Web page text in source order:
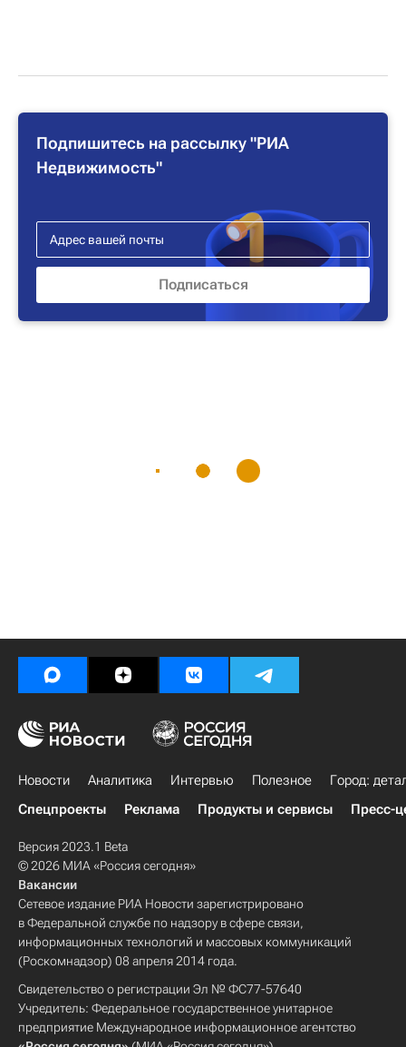
Подпишитесь на рассылку "РИА
Недвижимость"
Новости Аналитика Интервью Полезное
Город:
Спецпроекты
Реклама Продукты и сервисы Пресс-
Версия 2023.1 Beta
© 2026 МИА «Россия сегодня»
Вакансии
Сетевое издание РИА Новости зарегистрировано
в Федеральной службе по надзору в сфере связи,
информационных технологий и массовых коммуникаций
(Роскомнадзор) 08 апреля 2014 года.
Свидетельство о регистрации Эл № ФС77-57640
Учредитель: Федеральное государственное унитарное
предприятие Международное информационное агентство